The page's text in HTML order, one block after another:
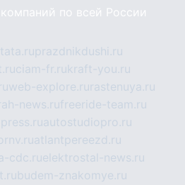
по всей России
prazdnikdushi.ru
ciam-fr.rukraft-you.ru
web-explore.ru rastenuya.ru
news.rufreeride-team.ru
autostudiopro.ru
atlantpereezd.ru
cdc.ruelektrostal-news.ru
budem-znakomye.ru